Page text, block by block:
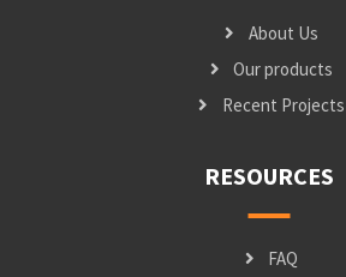
About Us
Our products
Recent Projects
RESOURCES
FAQ